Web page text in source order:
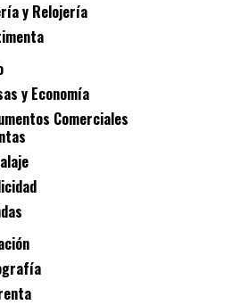
y Relojería
y Economía
Comerciales